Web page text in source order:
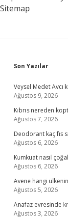
Sitemap
Son Yazılar
Veysel Medet Avcı
Ağustos 9, 2026
Kıbrıs nereden
Ağustos 7, 2026
Deodorant kaç fıs
Ağustos 6, 2026
Kumkuat nasıl
Ağustos 6, 2026
Avene hangi
Ağustos 5, 2026
Anafaz evresinde
Ağustos 3, 2026